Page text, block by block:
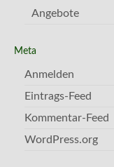
Angebote
Meta
Anmelden
Eintrags-Feed
Kommentar-Feed
WordPress.org